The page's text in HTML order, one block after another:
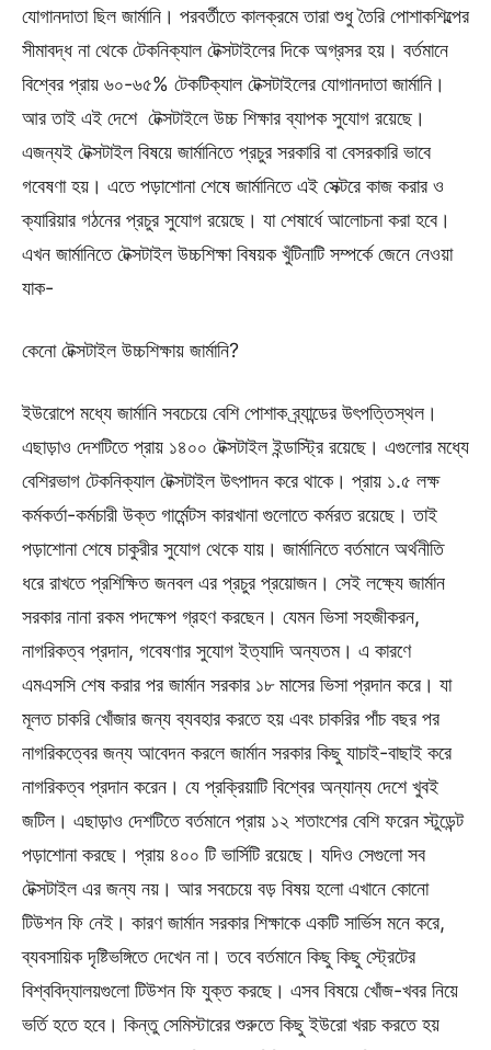
যোগানদাতা ছিল জার্মানি। পরবর্তীতে কালক্রমে তারা শুধু তৈরি পোশাকশিল্পের
সীমাবদ্ধ না থেকে টেকনিক্যাল টেক্সটাইলের দিকে অগ্রসর হয়। বর্তমানে
বিশ্বের প্রায় ৬০-৬৫% টেকটিক্যাল টেক্সটাইলের যোগানদাতা জার্মানি।
আর তাই এই দেশে টেক্সটাইলে উচ্চ শিক্ষার ব্যাপক সুযোগ রয়েছে।
এজন্যই টেক্সটাইল বিষয়ে জার্মানিতে প্রচুর সরকারি বা বেসরকারি ভাবে
গবেষণা হয়। এতে পড়াশোনা শেষে জার্মানিতে এই সেক্টরে কাজ করার ও
ক্যারিয়ার গঠনের প্রচুর সুযোগ রয়েছে। যা শেষার্ধে আলোচনা করা হবে।
এখন জার্মানিতে টেক্সটাইল উচ্চশিক্ষা বিষয়ক খুঁটিনাটি সম্পর্কে জেনে নেওয়া
যাক-
কেনো টেক্সটাইল উচ্চশিক্ষায় জার্মানি?
ইউরোপে মধ্যে জার্মানি সবচেয়ে বেশি পোশাক ব্র্যান্ডের উৎপত্তিস্থল।
এছাড়াও দেশটিতে প্রায় ১৪০০ টেক্সটাইল ইন্ডাস্ট্রি রয়েছে। এগুলোর মধ্যে
বেশিরভাগ টেকনিক্যাল টেক্সটাইল উৎপাদন করে থাকে। প্রায় ১.৫ লক্ষ
কর্মকর্তা-কর্মচারী উক্ত গার্মেন্টস কারখানা গুলোতে কর্মরত রয়েছে। তাই
পড়াশোনা শেষে চাকুরীর সুযোগ থেকে যায়। জার্মানিতে বর্তমানে অর্থনীতি
ধরে রাখতে প্রশিক্ষিত জনবল এর প্রচুর প্রয়োজন। সেই লক্ষ্যে জার্মান
সরকার নানা রকম পদক্ষেপ গ্রহণ করছেন। যেমন ভিসা সহজীকরন,
নাগরিকত্ব প্রদান, গবেষণার সুযোগ ইত্যাদি অন্যতম। এ কারণে
এমএসসি শেষ করার পর জার্মান সরকার ১৮ মাসের ভিসা প্রদান করে। যা
মূলত চাকরি খোঁজার জন্য ব্যবহার করতে হয় এবং চাকরির পাঁচ বছর পর
নাগরিকত্বের জন্য আবেদন করলে জার্মান সরকার কিছু যাচাই-বাছাই করে
নাগরিকত্ব প্রদান করেন। যে প্রক্রিয়াটি বিশ্বের অন্যান্য দেশে খুবই
জটিল। এছাড়াও দেশটিতে বর্তমানে প্রায় ১২ শতাংশের বেশি ফরেন স্টুডেন্ট
পড়াশোনা করছে। প্রায় ৪০০ টি ভার্সিটি রয়েছে। যদিও সেগুলো সব
টেক্সটাইল এর জন্য নয়। আর সবচেয়ে বড় বিষয় হলো এখানে কোনো
টিউশন ফি নেই। কারণ জার্মান সরকার শিক্ষাকে একটি সার্ভিস মনে করে,
ব্যবসায়িক দৃষ্টিভঙ্গিতে দেখেন না। তবে বর্তমানে কিছু কিছু স্ট্রেটের
বিশ্ববিদ্যালয়গুলো টিউশন ফি যুক্ত করছে। এসব বিষয়ে খোঁজ-খবর নিয়ে
ভর্তি হতে হবে। কিন্তু সেমিস্টারের শুরুতে কিছু ইউরো খরচ করতে হয়